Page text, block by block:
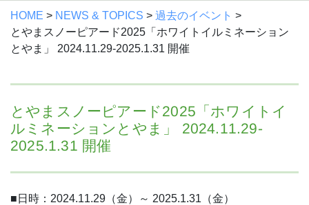
HOME > NEWS & TOPICS > 過去のイベント >
とやまスノーピアード2025「ホワイトイルミネーション
とやま」 2024.11.29-2025.1.31 開催
とやまスノーピアード2025「ホワイトイ
ルミネーションとやま」 2024.11.29-
2025.1.31 開催
■日時：2024.11.29（金）～ 2025.1.31（金）